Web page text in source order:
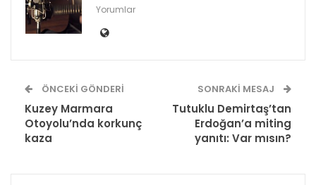
Yorumlar
ÖNCEKI GÖNDERI
Kuzey Marmara
Otoyolu’nda korkunç
kaza
SONRAKI MESAJ
Tutuklu Demirtaş’tan
Erdoğan’a miting
yanıtı: Var mısın?